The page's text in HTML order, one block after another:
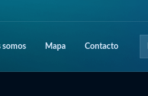
somos Mapa Contacto